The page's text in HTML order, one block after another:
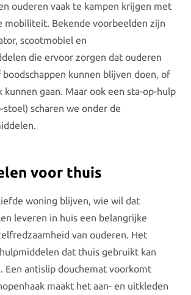
ouderen vaak te kampen krijgen met
mobiliteit. Bekende voorbeelden zijn
scootmobiel en
die ervoor zorgen dat ouderen
kunnen blijven doen, of
gaan. Maar ook een sta-op-hulp
stoel) scharen we onder de
voor thuis
woning blijven, wie wil dat
leveren in huis een belangrijke
van ouderen. Het
dat thuis gebruikt kan
Een antislip douchemat voorkomt
maakt het aan- en uitkleden